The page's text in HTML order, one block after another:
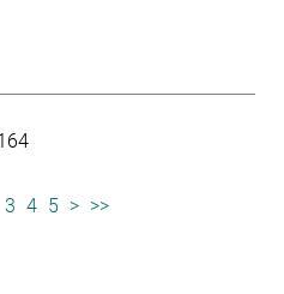
3 4 5 > >>